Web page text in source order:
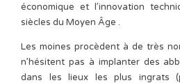
économique et l’innovation
siècles du Moyen Âge .
Les moines procèdent à de très
n’hésitent pas à implanter des
dans les lieux les plus ingrats